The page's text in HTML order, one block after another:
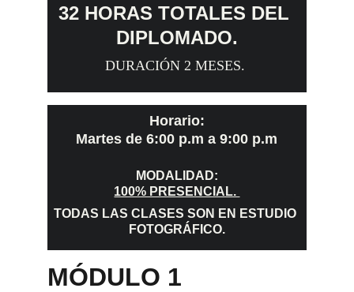
MÓDULO 1
32 HORAS TOTALES DEL
DIPLOMADO.
DURACIÓN 2 MESES.
Horario:
Martes de 6:00 p.m a 9:00 p.m
MODALIDAD:
100% PRESENCIAL.
TODAS LAS CLASES SON EN ESTUDIO
FOTOGRÁFICO.